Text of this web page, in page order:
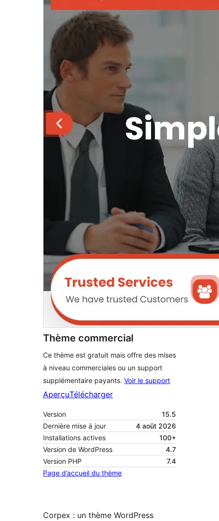
Thème commercial
Ce thème est gratuit mais offre des mises
à niveau commerciales ou un support
supplémentaire payants. Voir le support
AperçuTélécharger
Version
15.5
Dernière mise à jour
4 août 2026
Installations actives
100+
Version de WordPress
4.7
Version PHP
7.4
Page d’accueil du thème
Corpex : un thème WordPress